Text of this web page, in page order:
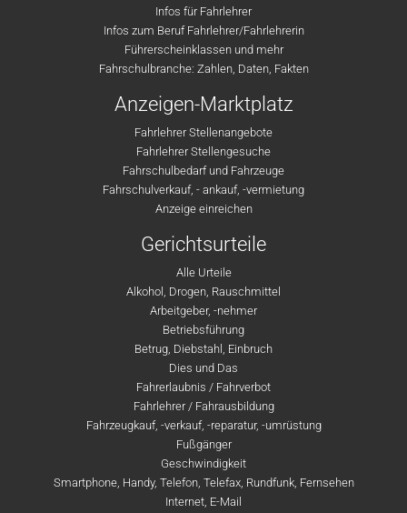
Infos für Fahrlehrer
Infos zum Beruf Fahrlehrer/Fahrlehrerin
Führerscheinklassen und mehr
Fahrschulbranche: Zahlen, Daten, Fakten
Anzeigen-Marktplatz
Fahrlehrer Stellenangebote
Fahrlehrer Stellengesuche
Fahrschulbedarf und Fahrzeuge
Fahrschulverkauf, - ankauf, -vermietung
Anzeige einreichen
Gerichtsurteile
Alle Urteile
Alkohol, Drogen, Rauschmittel
Arbeitgeber, -nehmer
Betriebsführung
Betrug, Diebstahl, Einbruch
Dies und Das
Fahrerlaubnis / Fahrverbot
Fahrlehrer / Fahrausbildung
Fahrzeugkauf, -verkauf, -reparatur, -umrüstung
Fußgänger
Geschwindigkeit
Smartphone, Handy, Telefon, Telefax, Rundfunk, Fernsehen
Internet, E-Mail